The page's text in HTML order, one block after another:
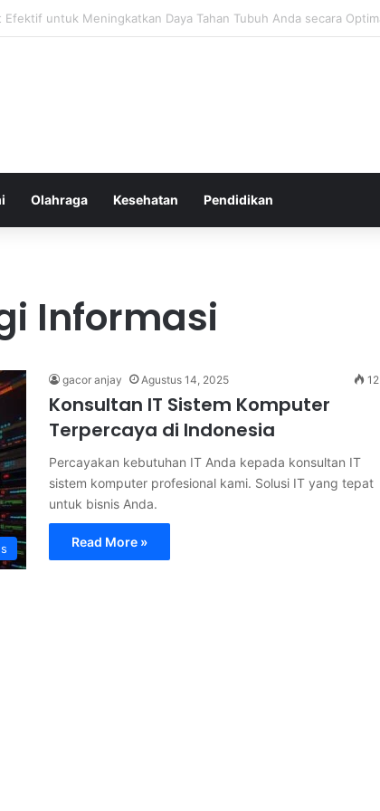
Ekspektasi Diri untuk Kesehatan Mental yang Lebih Seimbang
Olahraga Kesehatan Pendidikan
Informasi
gacor anjay Agustus 14, 2025 12
Konsultan IT Sistem Komputer
Terpercaya di Indonesia
Percayakan kebutuhan IT Anda kepada konsultan IT
sistem komputer profesional kami. Solusi IT yang tepat
untuk bisnis Anda.
Read More »